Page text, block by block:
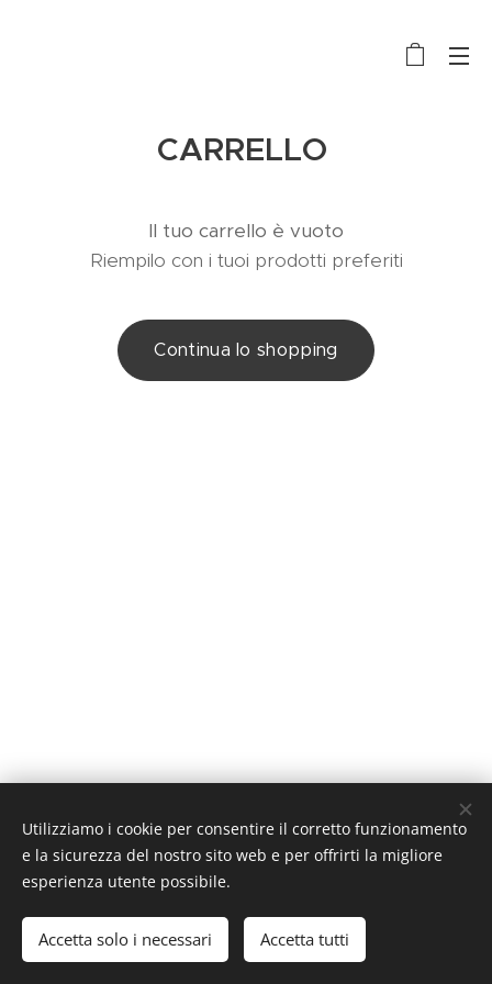
CARRELLO
Il tuo carrello è vuoto
Riempilo con i tuoi prodotti preferiti
Continua lo shopping
Agriturismo Cantina Pian Marnino CH - 6515 Gudo
Cookies
Lingue
Italiano
Deutsch
Utilizziamo i cookie per consentire il corretto funzionamento
e la sicurezza del nostro sito web e per offrirti la migliore
esperienza utente possibile.
Accetta solo i necessari Accetta tutti